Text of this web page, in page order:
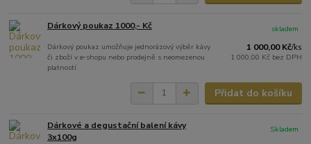
Dárkový poukaz 1000,- Kč
Dárkový poukaz umožňuje jednorázový výběr kávy
či zboží v e‑shopu nebo prodejně s neomezenou
platností.
1 000,00 Kč/ks
1 000,00 Kč bez DPH
skladem
Přidat do košíku
Dárkové a degustační balení kávy
3x100g
Skladem